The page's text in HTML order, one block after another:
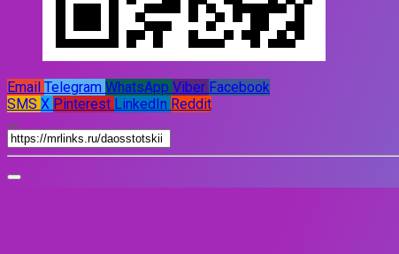
Email Telegram WhatsApp Viber Facebook
SMS X Pinterest LinkedIn Reddit